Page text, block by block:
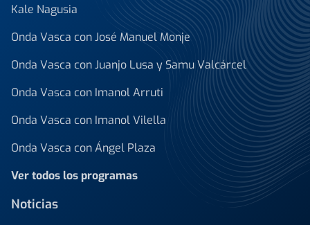
Kale Nagusia
Onda Vasca con José Manuel Monje
Onda Vasca con Juanjo Lusa y Samu Valcárcel
Onda Vasca con Imanol Arruti
Onda Vasca con Imanol Vilella
Onda Vasca con Ángel Plaza
Ver todos los programas
Noticias